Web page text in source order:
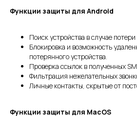
Функции защиты для Android
Поиск устройства в случае
Блокировка и возможность
потерянного устройства.
Проверка ссылок в полученных
Фильтрация нежелательных
Личные контакты, скрытые от
Функции защиты для MacOS